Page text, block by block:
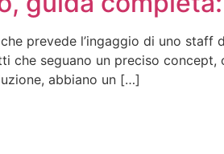
prevede l’ingaggio di uno
che seguano un preciso
abbiano un […]